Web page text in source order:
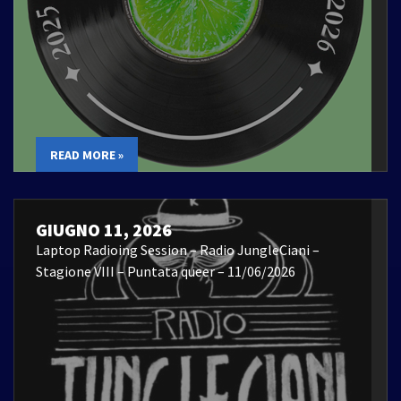
READ MORE »
GIUGNO 11, 2026
Laptop Radioing Session – Radio JungleCiani –
Stagione VIII – Puntata queer – 11/06/2026